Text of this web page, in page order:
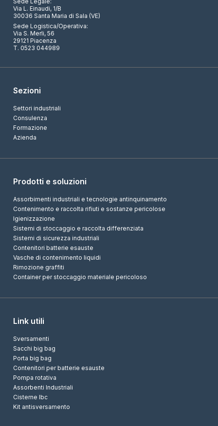
Via L. Einaudi, 1/B
30036 Santa Maria di Sala (VE)
Sede Logistica/Operativa:
Via S. Merli, 56
29121 Piacenza
T. 0523 044989
Sezioni
Settori industriali
Consulenza
Formazione
Azienda
Prodotti e soluzioni
Assorbimenti industriali e tecnologie antinquinamento
Contenimento e raccolta rifiuti e sostanze pericolose
Igienizzazione
Sistemi di stoccaggio e raccolta differenziata
Sistemi di sicurezza industriali
Contenitori batterie esauste
Vasche di contenimento liquidi
Rimozione graffiti
Container per stoccaggio materiale pericoloso
Link utili
Sversamenti
Sacchi big bag
Porta big bag
Contenitori per batterie esauste
Pompa rotativa
Assorbenti Industriali
Cisterne Ibc
Kit antisversamento